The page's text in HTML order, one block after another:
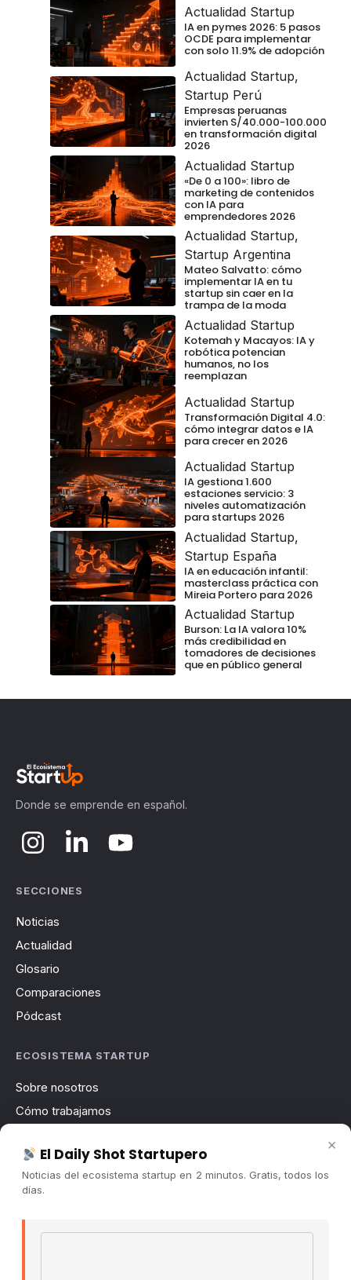
Actualidad Startup
IA en pymes 2026: 5 pasos
OCDE para implementar
con solo 11.9% de adopción
Actualidad Startup,
Startup Perú
Empresas peruanas
invierten S/40.000-100.000
en transformación digital
2026
Actualidad Startup
«De 0 a 100»: libro de
marketing de contenidos
con IA para
emprendedores 2026
Actualidad Startup,
Startup Argentina
Mateo Salvatto: cómo
implementar IA en tu
startup sin caer en la
trampa de la moda
Actualidad Startup
Kotemah y Macayos: IA y
robótica potencian
humanos, no los
reemplazan
Actualidad Startup
Transformación Digital 4.0:
cómo integrar datos e IA
para crecer en 2026
Actualidad Startup
IA gestiona 1.600
estaciones servicio: 3
niveles automatización
para startups 2026
Actualidad Startup,
Startup España
IA en educación infantil:
masterclass práctica con
Mireia Portero para 2026
Actualidad Startup
Burson: La IA valora 10%
más credibilidad en
tomadores de decisiones
que en público general
Donde se emprende en español.
SECCIONES
Noticias
Actualidad
Glosario
Comparaciones
Pódcast
ECOSISTEMA STARTUP
Sobre nosotros
Cómo trabajamos
Contacto
Publicidad
×
El Daily Shot Startupero
Noticias del ecosistema startup en 2 minutos. Gratis, todos los
días.